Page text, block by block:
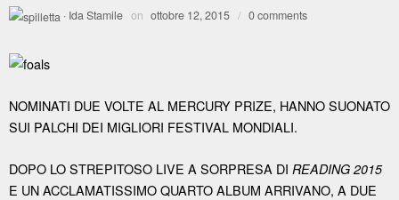
· Ida Stamile on ottobre 12, 2015 / 0 comments
NOMINATI DUE VOLTE AL MERCURY PRIZE, HANNO SUONATO
SUI PALCHI DEI MIGLIORI FESTIVAL MONDIALI.
DOPO LO STREPITOSO LIVE A SORPRESA DI READING 2015
E UN ACCLAMATISSIMO QUARTO ALBUM ARRIVANO, A DUE